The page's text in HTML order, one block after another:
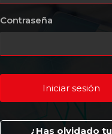
Contraseña
¿Has olvidado tu